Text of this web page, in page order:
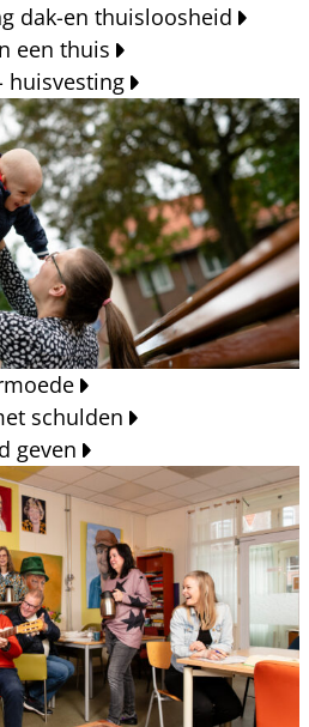
dak-en thuisloosheid
een thuis
huisvesting
schulden
geven